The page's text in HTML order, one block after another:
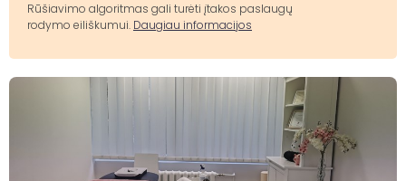
Rūšiavimo algoritmas gali turėti įtakos paslaugų
rodymo eiliškumui. Daugiau informacijos